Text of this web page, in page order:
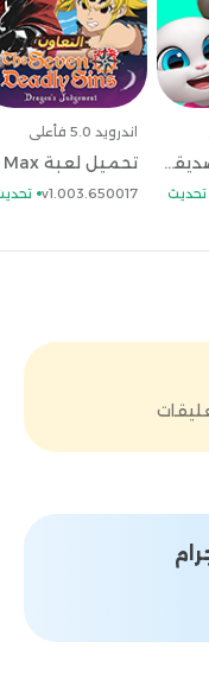
تحميل لعبة صديقي توم المتكلم وأصحابه my talking tom friends
تحديث
اندرويد 5.0 فأعلى
v1.003.650017